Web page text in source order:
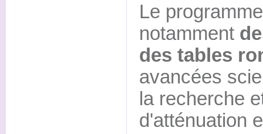
Le
notamment
des tables
avancées
la recherche
d'atténuation